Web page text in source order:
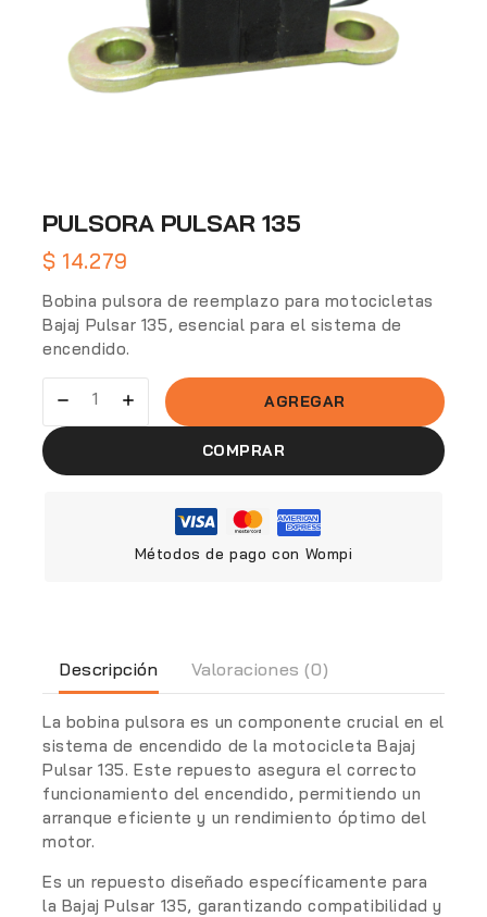
PULSORA PULSAR 135
$ 14.279
Bobina pulsora de reemplazo para motocicletas
Bajaj Pulsar 135, esencial para el sistema de
encendido.
AGREGAR
COMPRAR
Métodos de pago con Wompi
Descripción Valoraciones (0)
La bobina pulsora es un componente crucial en el
sistema de encendido de la motocicleta Bajaj
Pulsar 135. Este repuesto asegura el correcto
funcionamiento del encendido, permitiendo un
arranque eficiente y un rendimiento óptimo del
motor.
Es un repuesto diseñado específicamente para
la Bajaj Pulsar 135, garantizando compatibilidad y